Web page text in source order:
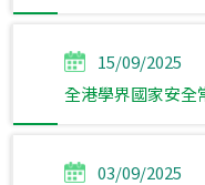
15/09/2025
全港學界國家安全
03/09/2025